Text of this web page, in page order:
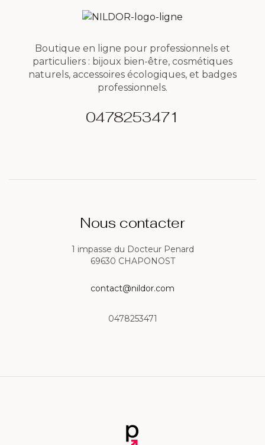
Boutique en ligne pour professionnels et
particuliers : bijoux bien-être, cosmétiques
naturels, accessoires écologiques, et badges
professionnels.
0478253471
Nous contacter
1 impasse du Docteur Penard
69630 CHAPONOST
contact@nildor.com
0478253471